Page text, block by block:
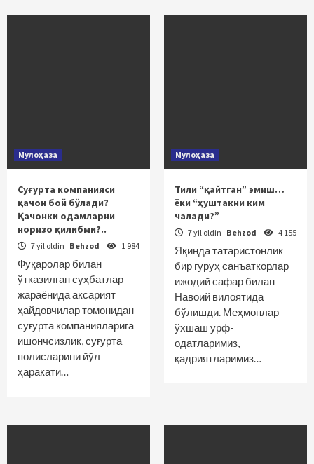
Мулоҳаза
Суғурта компанияси
қачон бой бўлади?
Қачонки одамларни
норизо қилибми?..
7 yil oldin Behzod 1 984
Фуқаролар билан
ўтказилган суҳбатлар
жараёнида аксарият
ҳайдовчилар томонидан
суғурта компанияларига
ишончсизлик, суғурта
полисларини йўл
ҳаракати…
Мулоҳаза
Тили “қайтган” эмиш…
ёки “ҳуштакни ким
чалади?”
7 yil oldin Behzod 4 155
Яқинда татаристонлик
бир гуруҳ санъаткорлар
ижодий сафар билан
Навоий вилоятида
бўлишди. Меҳмонлар
ўхшаш урф-
одатларимиз,
қадриятларимиз…